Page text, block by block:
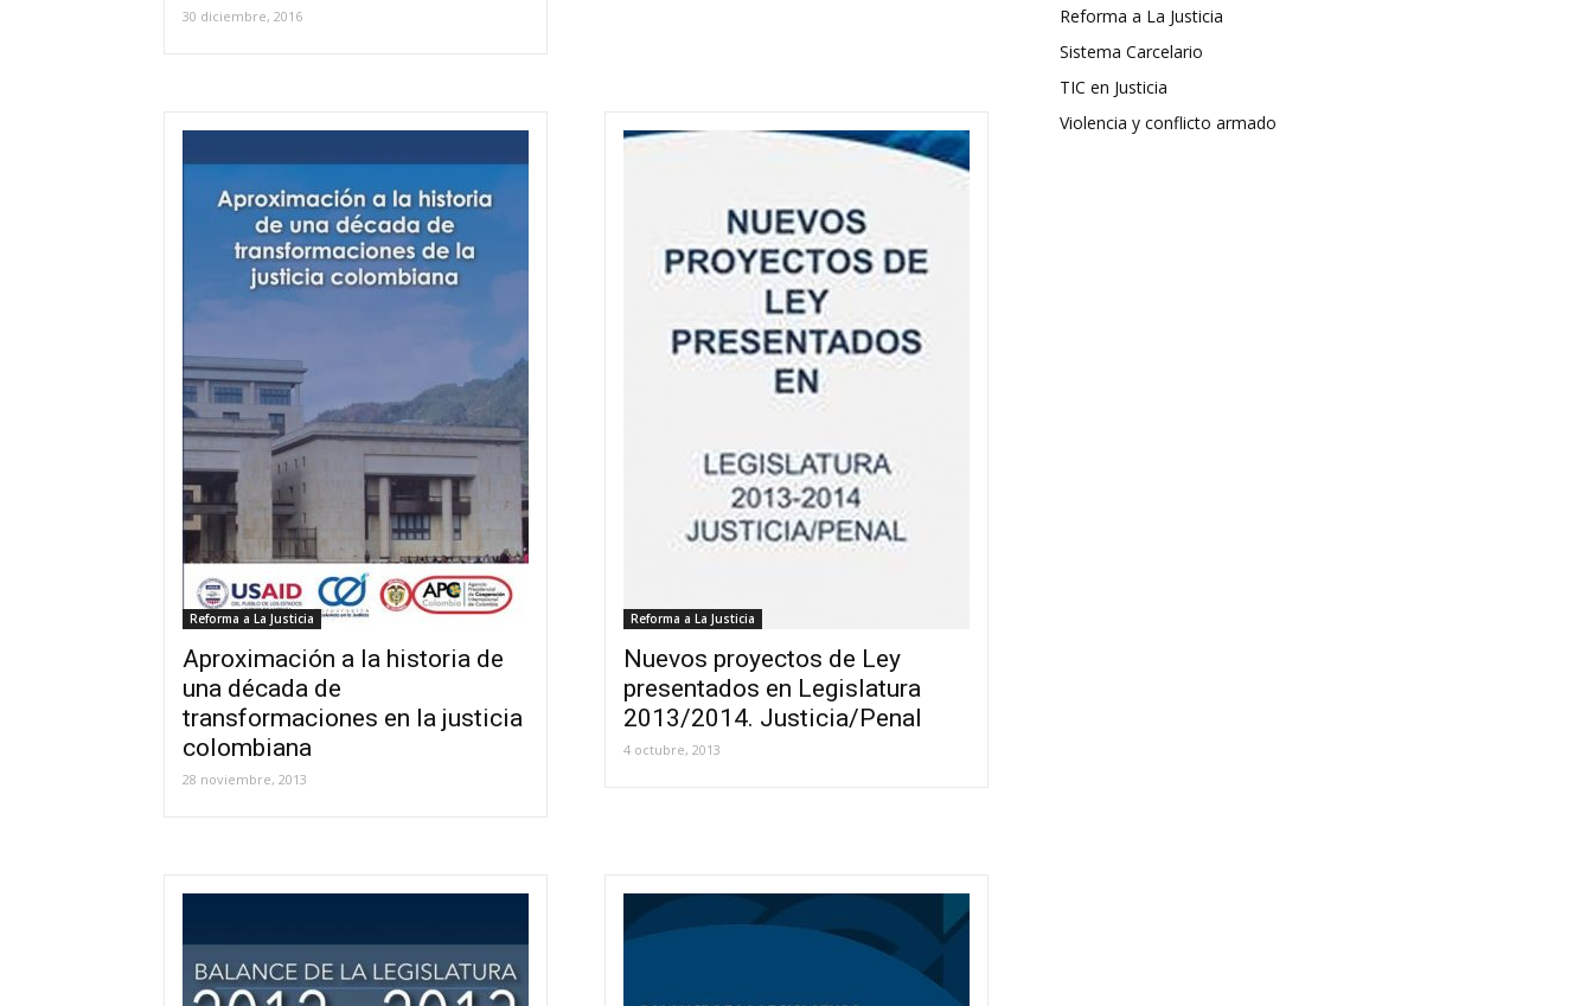
30 diciembre, 2016
Reforma a La Justicia
Aproximación a la historia de
una década de
transformaciones en la justicia
colombiana
28 noviembre, 2013
Reforma a La Justicia
Nuevos proyectos de Ley
presentados en Legislatura
2013/2014. Justicia/Penal
4 octubre, 2013
Reforma a La Justicia
Sistema Carcelario
TIC en Justicia
Violencia y conflicto armado